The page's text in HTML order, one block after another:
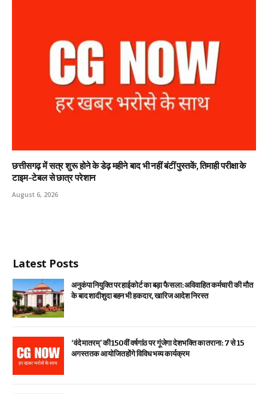
छत्तीसगढ़ में सत्र शुरू होने के डेढ़ महीने बाद भी नहीं बंटीं पुस्तकें, तिमाही परीक्षा के
टाइम-टेबल से छात्र परेशान
August 6, 2026
Latest Posts
अनुकंपा नियुक्ति पर हाईकोर्ट का बड़ा फैसला: अविवाहित कर्मचारी की मौत
के बाद शादीशुदा बहन भी हकदार, खारिज आदेश निरस्त
‘वंदे मातरम्’ की 150वीं वर्षगांठ पर गूंजेगा देशभक्ति का तराना: 7 से 15
अगस्त तक आयोजित होंगे विविध भव्य कार्यक्रम